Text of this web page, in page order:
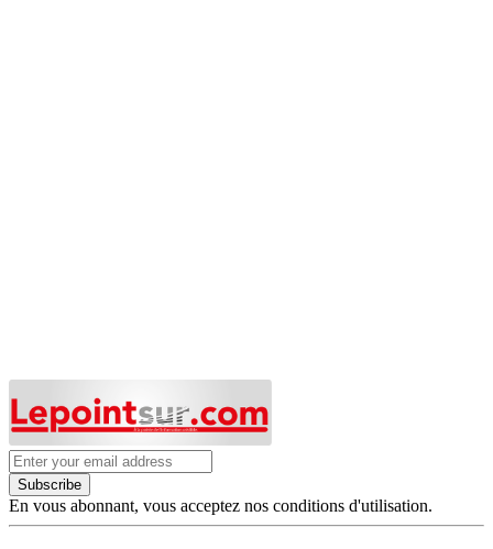
Subscribe
En vous abonnant, vous acceptez nos conditions d'utilisation.